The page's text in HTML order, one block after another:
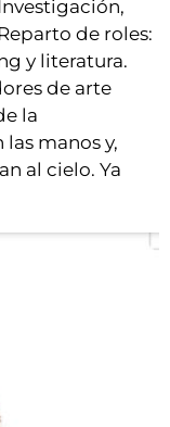
de roles:
y literatura.
de arte
la
manos y,
al cielo. Ya